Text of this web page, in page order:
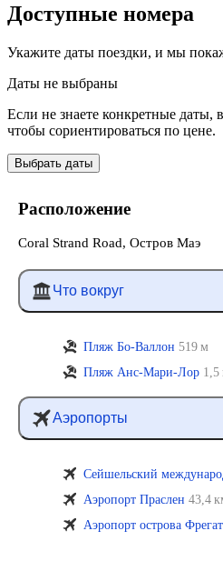
Доступные номера
Укажите даты поездки, и мы
Даты не выбраны
Если не знаете конкретные даты,
чтобы сориентироваться по цене.
Выбрать даты
Расположение
Coral Strand Road, Остров Маэ
Что вокруг
Пляж Бо-Валлон 519 м
Пляж Анс-Мари-Лор 1,5
Аэропорты
Сейшельский
Аэропорт Праслен 43,4
Аэропорт острова Фрегат